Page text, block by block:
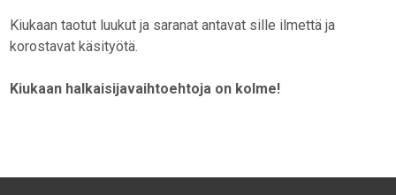
Kiukaan taotut luukut ja saranat antavat sille ilmettä ja
korostavat käsityötä.
Kiukaan halkaisijavaihtoehtoja on kolme!